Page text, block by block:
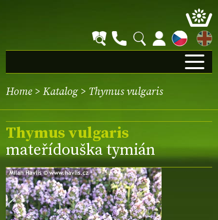
EN
Home > Katalog> Thymus vulgaris
Thymus vulgaris
mateřídouška tymián